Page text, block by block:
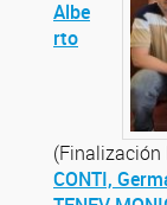
Albe
rto
(Finalización
CONTI,